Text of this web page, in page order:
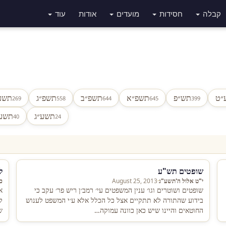
קבלה חסידות מועדים אודות עוד
269 תשפ״ג558 תשפ״ב644 תשפ״א645 תש״פ399
40 תשע״ג24
שופטים תש"ע
י"ט אלול ה'תשע"ג·
August 25, 2013
שופטים ושוטרים וגו׳ ענין המשפטים עי׳ רמב׳ן ריש פר׳ עקב כי
בידוע שהתורה לא תתקיים אצל כל הכלל אלא ע׳י המשפט לענוש
החוטאים והיינו שיש כאן כוונה עמוקה…